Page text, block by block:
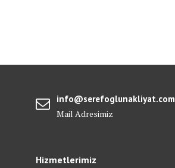
info@serefoglunakliyat.com
Mail Adresimiz
Hizmetlerimiz